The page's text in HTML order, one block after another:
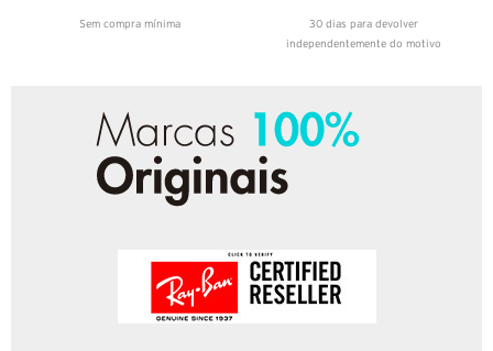
Sem compra mínima
30 dias para devolver
independentemente do motivo